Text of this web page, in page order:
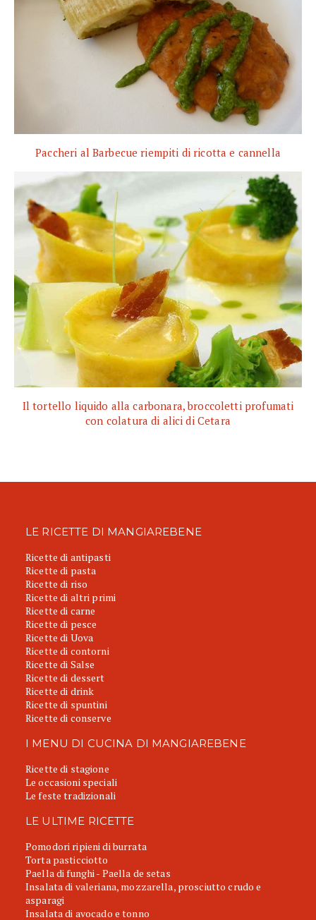
Paccheri al Barbecue riempiti di ricotta e cannella
Il tortello liquido alla carbonara, broccoletti profumati
con colatura di alici di Cetara
LE RICETTE DI MANGIAREBENE
Ricette di antipasti
Ricette di pasta
Ricette di riso
Ricette di altri primi
Ricette di carne
Ricette di pesce
Ricette di Uova
Ricette di contorni
Ricette di Salse
Ricette di dessert
Ricette di drink
Ricette di spuntini
Ricette di conserve
I MENU DI CUCINA DI MANGIAREBENE
Ricette di stagione
Le occasioni speciali
Le feste tradizionali
LE ULTIME RICETTE
Pomodori ripieni di burrata
Torta pasticciotto
Paella di funghi - Paella de setas
Insalata di valeriana, mozzarella, prosciutto crudo e
asparagi
Insalata di avocado e tonno